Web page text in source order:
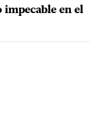
impecable en el